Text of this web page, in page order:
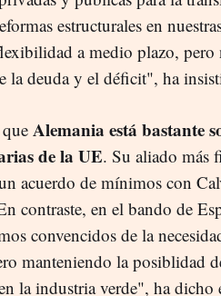
estructurales en
a medio plazo, pero
la deuda y el déficit", ha
Alemania está bastante
de la UE. Su aliado más
acuerdo de mínimos con
contraste, en el bando de
convencidos de la
manteniendo la posiblidad
la industria verde", ha